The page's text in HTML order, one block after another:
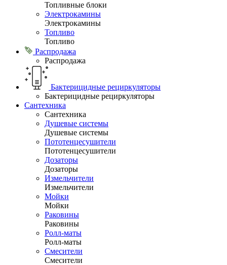
Топливные блоки
Электрокамины
Электрокамины
Топливо
Топливо
Распродажа
Распродажа
Бактерицидные рециркуляторы
Бактерицидные рециркуляторы
Сантехника
Сантехника
Душевые системы
Душевые системы
Пототенцесушители
Пототенцесушители
Дозаторы
Дозаторы
Измельчители
Измельчители
Мойки
Мойки
Раковины
Раковины
Ролл-маты
Ролл-маты
Смесители
Смесители